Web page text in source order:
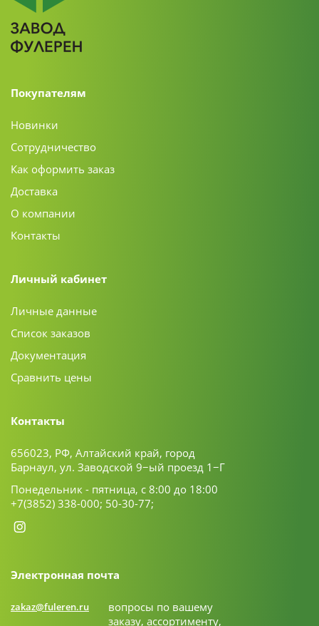
Покупателям
Новинки
Сотрудничество
Как оформить заказ
Доставка
О компании
Контакты
Личный кабинет
Личные данные
Список заказов
Документация
Сравнить цены
Контакты
656023, РФ, Алтайский край, город
Барнаул, ул. Заводской 9−ый проезд 1−Г
Понедельник - пятница, с 8:00 до 18:00
+7(3852) 338-000; 50-30-77;
Электронная почта
zakaz@fuleren.ru
вопросы по вашему
заказу, ассортименту,